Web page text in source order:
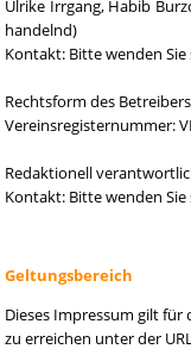
Ulrike Irrgang, Habib
handelnd)
Kontakt: Bitte wenden Sie
Rechtsform des
Vereinsregisternummer:
Redaktionell
Kontakt: Bitte wenden Sie
Geltungsbereich
Dieses Impressum gilt für
zu erreichen unter der